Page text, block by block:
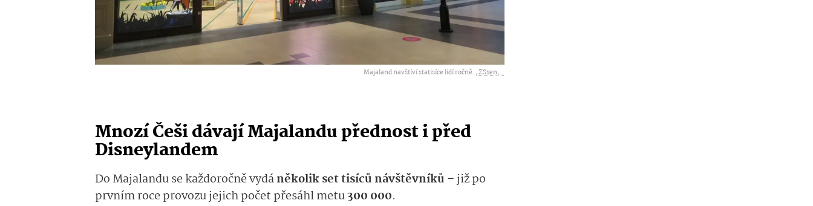
Majaland navštíví statisíce lidí ročně. ,ZSsen,...
Mnozí Češi dávají Majalandu přednost i před
Disneylandem
Do Majalandu se každoročně vydáněkolik set tisíců návštěvníků – již po
prvním roce provozu jejich počet přesáhl metu300 000.